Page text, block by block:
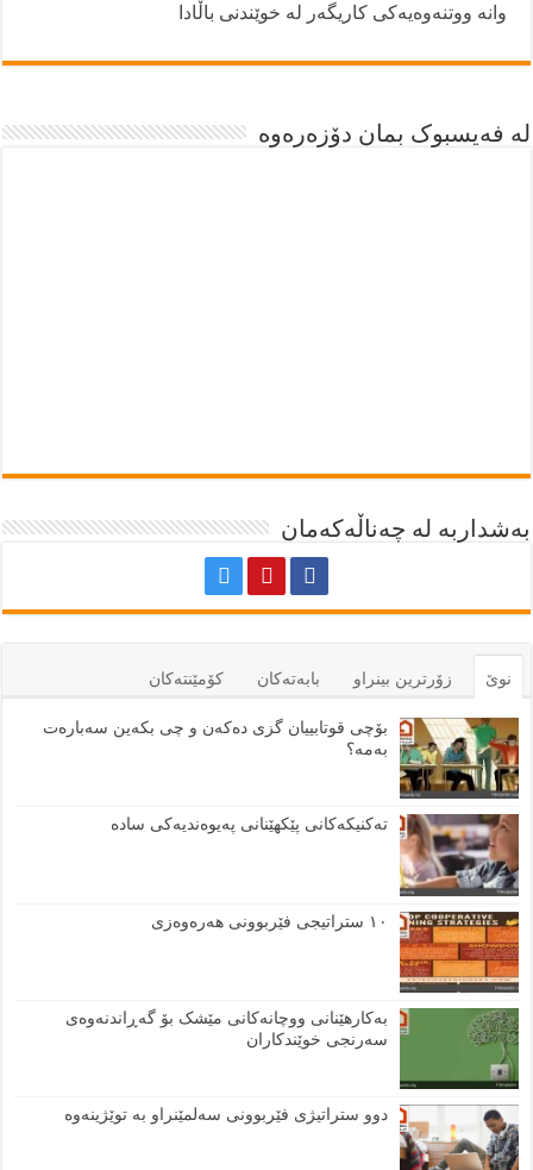
وانە ووتنەوەیەکی کاریگەر لە خوێندنی باڵادا
لە فەیسبوک بمان دۆزەرەوە
بەشداربە لە چەناڵەکەمان
نوێ زۆرترين بينراو بابەتەكان كۆمێنتەكان
بۆچی قوتابییان گزی دەکەن و چی بکەین سەبارەت
بەمە؟
تەکنیکەکانی پێکهێنانی پەیوەندیەکی سادە
١٠ ستراتیجی فێربوونی هەرەوەزی
بەکارهێنانی ووچانەکانی مێشک بۆ گەڕاندنەوەی
سەرنجی خوێندکاران
دوو ستراتیژی فێربوونی سەلمێنراو بە توێژینەوە